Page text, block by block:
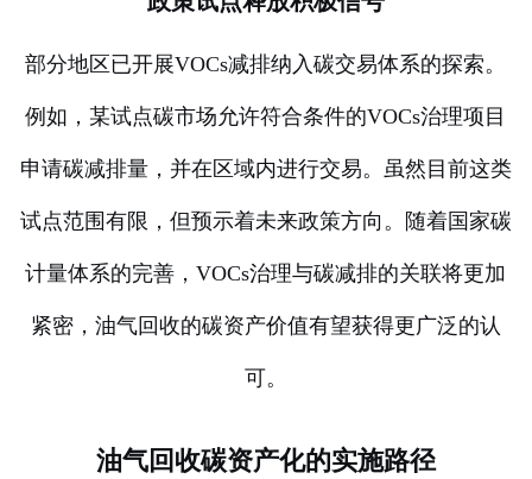
部分地区已开展VOCs减排纳入碳交易体系的探索。
例如，某试点碳市场允许符合条件的VOCs治理项目
申请碳减排量，并在区域内进行交易。虽然目前这类
试点范围有限，但预示着未来政策方向。随着国家碳
计量体系的完善，VOCs治理与碳减排的关联将更加
紧密，油气回收的碳资产价值有望获得更广泛的认
可。
油气回收碳资产化的实施路径